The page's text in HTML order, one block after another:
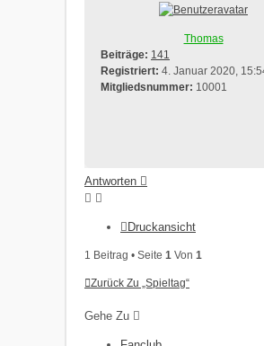
Thomas
Beiträge: 141
Registriert: 4. Januar 2020,
Mitgliedsnummer: 10001
Antworten
Druckansicht
1 Beitrag • Seite 1 Von 1
Zurück Zu „Spieltag“
Gehe Zu